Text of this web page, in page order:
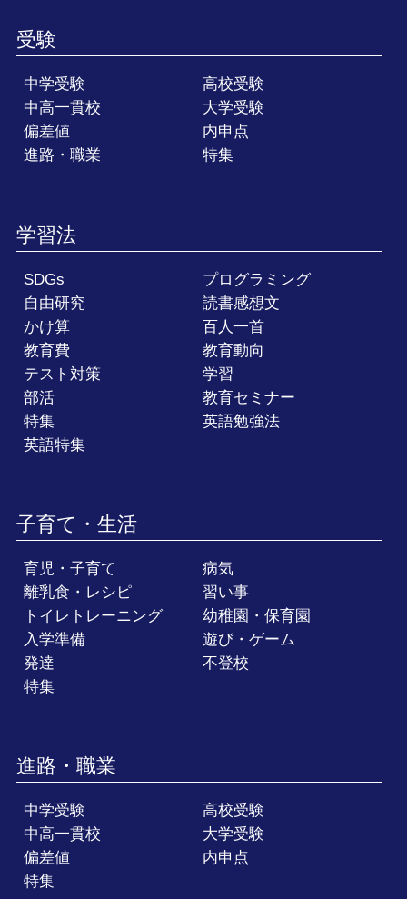
受験
中学受験
高校受験
中高一貫校
大学受験
偏差値
内申点
進路・職業
特集
学習法
SDGs
プログラミング
自由研究
読書感想文
かけ算
百人一首
教育費
教育動向
テスト対策
学習
部活
教育セミナー
特集
英語勉強法
英語特集
子育て・生活
育児・子育て
病気
離乳食・レシピ
習い事
トイレトレーニング
幼稚園・保育園
入学準備
遊び・ゲーム
発達
不登校
特集
進路・職業
中学受験
高校受験
中高一貫校
大学受験
偏差値
内申点
特集